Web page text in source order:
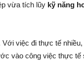
vừa tích lũy kỹ năng
việc đi thực tế
vào công việc thực tế